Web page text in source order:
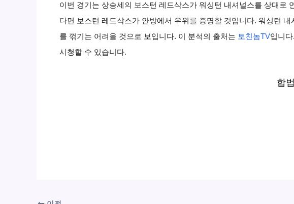
이번 경기는 상승세의 보스턴 레드삭스가 워싱턴 내셔널스를 상대로
다면 보스턴 레드삭스가 안방에서 우위를 증명할 것입니다. 워싱턴
를 꺾기는 어려울 것으로 보입니다. 이 분석의 출처는 토친놈TV입니
시청할 수 있습니다.
합